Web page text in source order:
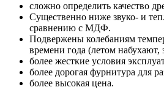
сложно определить качество
Существенно ниже звуко- и
сравнению с МДФ.
Подвержены колебаниям
времени года (летом
более жесткие условия
более дорогая фурнитура для
более высокая цена.